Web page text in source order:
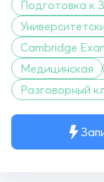
Подготовка
Cambridge
Медицинская
Разговорный